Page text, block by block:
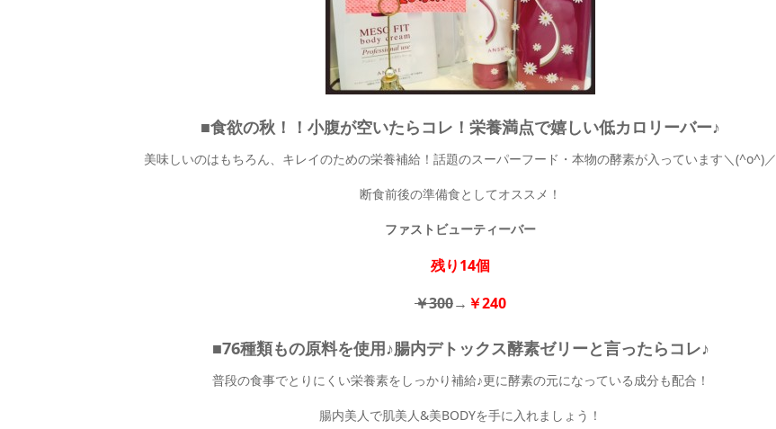
■食欲の秋！！小腹が空いたらコレ！栄養満点で嬉しい低カロリーバー♪
美味しいのはもちろん、キレイのための栄養補給！話題のスーパーフード・本物の酵素が入っています＼(^o^)／
断食前後の準備食としてオススメ！
ファストビューティーバー
残り14個
￥300→ ￥240
■76種類もの原料を使用♪腸内デトックス酵素ゼリーと言ったらコレ♪
普段の食事でとりにくい栄養素をしっかり補給♪更に酵素の元になっている成分も配合！
腸内美人で肌美人&美BODYを手に入れましょう！